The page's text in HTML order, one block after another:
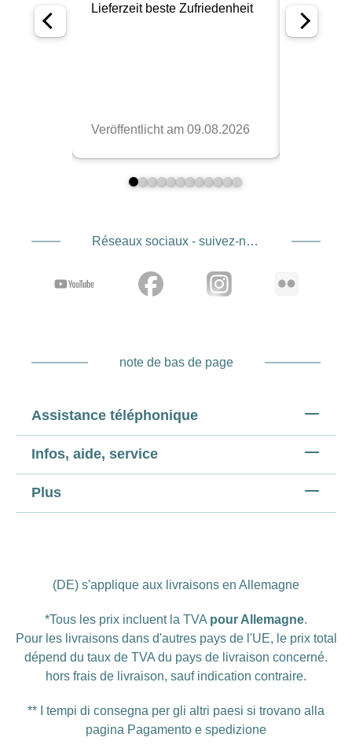
Réseaux sociaux - suivez-nous
note de bas de page
Assistance téléphonique
Infos, aide, service
Plus
(DE) s'applique aux livraisons en Allemagne
*Tous les prix incluent la TVA pour Allemagne.
Pour les livraisons dans d'autres pays de l'UE, le prix total
dépend du taux de TVA du pays de livraison concerné.
hors frais de livraison, sauf indication contraire.
** I tempi di consegna per gli altri paesi si trovano alla
pagina Pagamento e spedizione